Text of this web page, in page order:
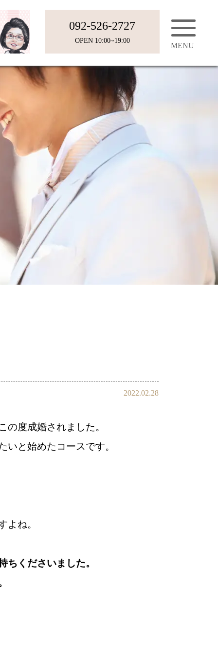
092-526-2727
OPEN 10:00~19:00
2022.02.28
の度成婚されました。
と始めたコースです。
よね。
ちくださいました。